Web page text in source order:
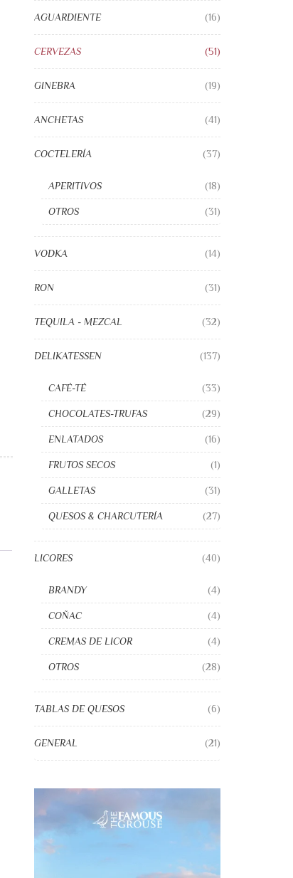
AGUARDIENTE (16)
CERVEZAS (51)
GINEBRA (19)
ANCHETAS (41)
COCTELERÍA (37)
APERITIVOS (18)
OTROS (31)
VODKA (14)
RON (31)
TEQUILA - MEZCAL (32)
DELIKATESSEN (137)
CAFÉ-TÉ (33)
CHOCOLATES-TRUFAS (29)
ENLATADOS (16)
FRUTOS SECOS (1)
GALLETAS (31)
QUESOS & CHARCUTERÍA (27)
LICORES (40)
BRANDY (4)
COÑAC (4)
CREMAS DE LICOR (4)
OTROS (28)
TABLAS DE QUESOS (6)
GENERAL (21)